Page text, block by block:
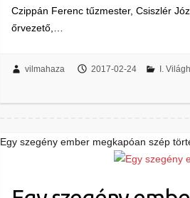
Czippán Ferenc tűzmester, Csiszlér
őrvezető,…
vilmahaza 2017-02-24 I.
Egy szegény ember megkapóan szép